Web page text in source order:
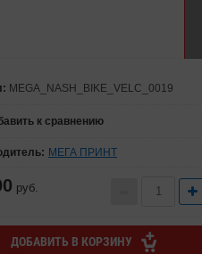
MEGA_NASH_BIKE_VELC_0019
к сравнению
МЕГА ПРИНТ
руб.
ДОБАВИТЬ В КОРЗИНУ